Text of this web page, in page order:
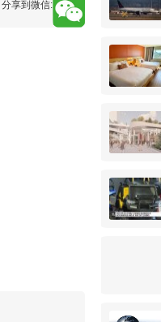
分享到微信: